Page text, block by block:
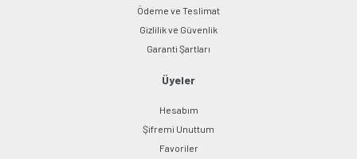
Ödeme ve Teslimat
Gizlilik ve Güvenlik
Garanti Şartları
Üyeler
Hesabım
Şifremi Unuttum
Favoriler